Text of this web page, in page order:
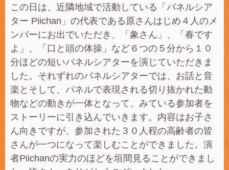
この日は、近隣地域で活動している「パネルシア
ター Piichan」の代表である原さんはじめ４人のメ
ンバーにお出でいただき、「象さん」、「春です
よ」、「口と頭の体操」など６つの５分から１０
分ほどの短いパネルシアターを演じていただきま
した。それずれのパネルシアターでは、お話と音
楽とそして、パネルで表現される切り抜かれた動
物などの動きが一体となって、みている参加者を
ストーリーに引き込んでいきます。内容はお子さ
ん向きですが、参加された３０人程の高齢者の皆
さんが一つになって楽しむことができました。演
者Piichanの実力のほどを垣間見ることができまし